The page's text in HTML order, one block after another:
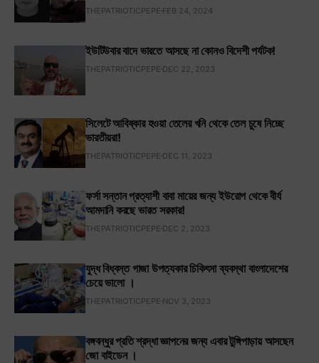
THEPATRIOTICPEPE FEB 24, 2024
ইউটিউবার বাদে ভারতে আসছে না কোনও বিদেশী পর্যটক!
THEPATRIOTICPEPE DEC 22, 2023
সিলেটে আবিষ্কার হওয়া তেলের খনি থেকে তেল চুষে নিচ্ছে
ভারতীয়রা!
THEPATRIOTICPEPE DEC 11, 2023
ফর্সা সন্তান প্রত্যাশী বাবা মায়ের জন্য ইউরোপ থেকে বীর্য
আমদানি করছে ভারত সরকার!
THEPATRIOTICPEPE DEC 2, 2023
যুদ্ধ বিধ্বস্ত গাজা উপত্যকার চিকিৎসা ব্যবস্থা বাংলাদেশের
চেয়ে ভালো ।
THEPATRIOTICPEPE NOV 3, 2023
বঙ্গবন্ধুর প্রতি শ্রদ্ধা জ্ঞাপনের জন্য এবার টুঙ্গিপাড়ায় আসছেন
জো বাইডেন ।